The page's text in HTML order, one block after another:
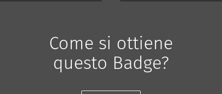
Come si ottiene
questo Badge?